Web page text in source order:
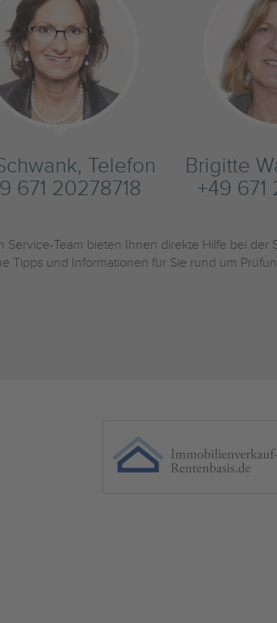
Telefon
671 20278718
Brigitte
+49
Service-Team bieten Ihnen direkte Hilfe bei der
Tipps und Informationen für Sie rund um